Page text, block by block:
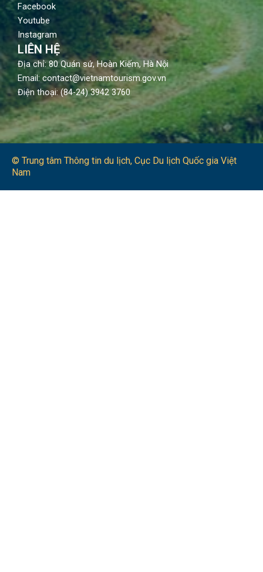
Facebook
Youtube
Instagram
LIÊN HỆ
Địa chỉ: 80 Quán sứ, Hoàn Kiếm, Hà Nội
Email: contact@vietnamtourism.gov.vn
Điện thoại: (84-24) 3942 3760
© Trung tâm Thông tin du lịch​, Cục Du lịch Quốc gia Việt
Nam